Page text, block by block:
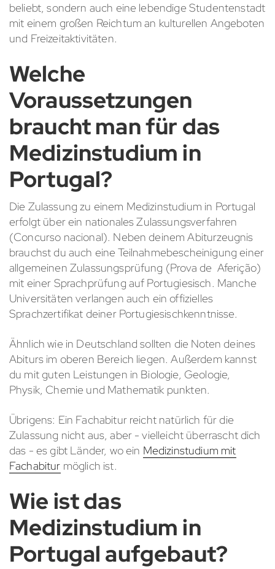
beliebt, sondern auch eine lebendige Studentenstadt
mit einem großen Reichtum an kulturellen Angeboten
und Freizeitaktivitäten.
Welche
Voraussetzungen
braucht man für das
Medizinstudium in
Portugal?
Die Zulassung zu einem Medizinstudium in Portugal
erfolgt über ein nationales Zulassungsverfahren
(Concurso nacional). Neben deinem Abiturzeugnis
brauchst du auch eine Teilnahmebescheinigung einer
allgemeinen Zulassungsprüfung (Prova de Aferição)
mit einer Sprachprüfung auf Portugiesisch. Manche
Universitäten verlangen auch ein offizielles
Sprachzertifikat deiner Portugiesischkenntnisse.
Ähnlich wie in Deutschland sollten die Noten deines
Abiturs im oberen Bereich liegen. Außerdem kannst
du mit guten Leistungen in Biologie, Geologie,
Physik, Chemie und Mathematik punkten.
Übrigens: Ein Fachabitur reicht natürlich für die
Zulassung nicht aus, aber - vielleicht überrascht dich
das - es gibt Länder, wo ein Medizinstudium mit
Fachabitur möglich ist.
Wie ist das
Medizinstudium in
Portugal aufgebaut?